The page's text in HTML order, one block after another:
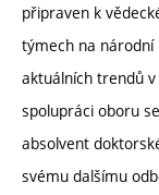
připraven k
týmech na národní
aktuálních trendů
spolupráci oboru
absolvent
svému dalšímu